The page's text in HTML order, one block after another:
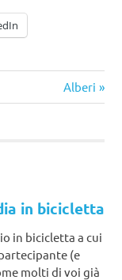
Articolo
Alberi
in bicicletta
in bicicletta a cui
(e
molti di voi già